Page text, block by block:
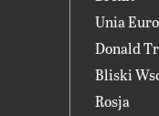
Unia
Donald
Bliski
Rosja